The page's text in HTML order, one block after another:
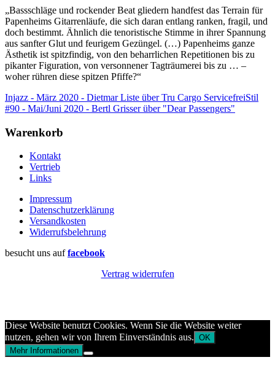
„Bassschläge und rockender Beat gliedern handfest das Terrain für
Papenheims Gitarrenläufe, die sich daran entlang ranken, fragil, und
doch bestimmt. Ähnlich die tenoristische Stimme in ihrer Spannung
aus sanfter Glut und feurigem Gezüngel. (…) Papenheims ganze
Ästhetik ist spitzfindig, von den beharrlichen Repetitionen bis zu
pikanter Figuration, von versonnener Tagträumerei bis zu … –
woher rühren diese spitzen Pfiffe?“
Injazz - März 2020 - Dietmar Liste über Tru Cargo ServicefreiStil
#90 - Mai/Juni 2020 - Bertl Grisser über "Dear Passengers"
Warenkorb
Kontakt
Vertrieb
Links
Impressum
Datenschutzerklärung
Versandkosten
Widerrufsbelehrung
besucht uns auffacebook
Vertrag widerrufen
Diese Website benutzt Cookies. Wenn Sie die Website weiter
nutzen, gehen wir von Ihrem Einverständnis aus. OK
Mehr Informationen